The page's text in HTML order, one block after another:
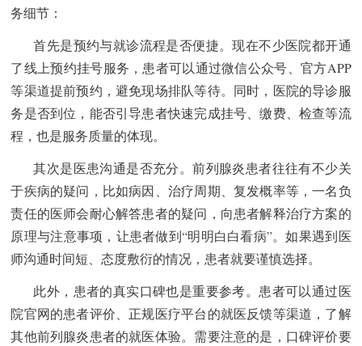
务细节：
首先是预约与就诊流程是否便捷。现在不少医院都开通
了线上预约挂号服务，患者可以通过微信公众号、官方APP
等渠道提前预约，避免现场排队等待。同时，医院的导诊服
务是否到位，能否引导患者快速完成挂号、缴费、检查等流
程，也是服务质量的体现。
其次是医患沟通是否充分。前列腺炎患者往往有不少关
于疾病的疑问，比如病因、治疗周期、复发概率等，一名负
责任的医师会耐心解答患者的疑问，向患者解释治疗方案的
原理与注意事项，让患者做到“明明白白看病”。如果遇到医
师沟通时间短、态度敷衍的情况，患者就要谨慎选择。
此外，患者的真实口碑也是重要参考。患者可以通过医
院官网的患者评价、正规医疗平台的就医反馈等渠道，了解
其他前列腺炎患者的就医体验。需要注意的是，口碑评价要